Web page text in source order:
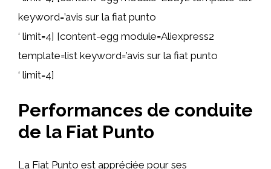
keyword=’avis sur la fiat punto
‘ limit=4] [content-egg module=Aliexpress2
template=list keyword=’avis sur la fiat punto
‘ limit=4]
Performances de conduite
de la Fiat Punto
La Fiat Punto est appréciée pour ses